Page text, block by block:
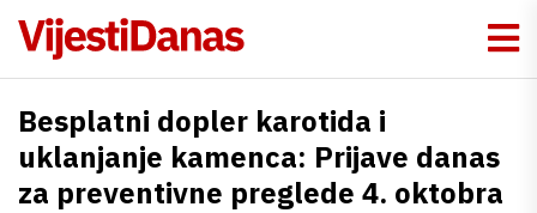
Besplatni dopler karotida i
uklanjanje kamenca: Prijave danas
za preventivne preglede 4. oktobra